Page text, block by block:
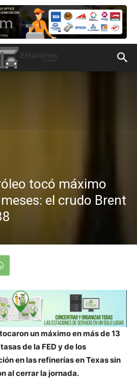
tocó máximo
el crudo Brent
un máximo en más de 13
de la FED y de los
en las refinerías en Texas sin
al cerrar la jornada.